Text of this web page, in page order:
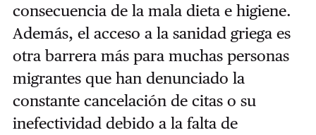
consecuencia de la mala dieta e higiene.
Además, el acceso a la sanidad griega es
otra barrera más para muchas personas
migrantes que han denunciado la
constante cancelación de citas o su
inefectividad debido a la falta de